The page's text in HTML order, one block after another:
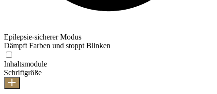
Epilepsie-sicherer Modus
Dämpft Farben und stoppt Blinken
Inhaltsmodule
Schriftgröße